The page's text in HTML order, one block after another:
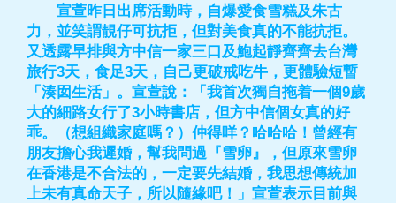
宣萱昨日出席活動時，自爆愛食雪糕及朱古
力，並笑謂靚仔可抗拒，但對美食真的不能抗拒。
又透露早排與方中信一家三口及鮑起靜齊齊去台灣
旅行3天，食足3天，自己更破戒吃牛，更體驗短暫
「湊囡生活」。宣萱說：「我首次獨自拖着一個9歲
大的細路女行了3小時書店，但方中信個女真的好
乖。（想組織家庭嗎？）仲得咩？哈哈哈！曾經有
朋友擔心我遲婚，幫我問過『雪卵』，但原來雪卵
在香港是不合法的，一定要先結婚，我思想傳統加
上未有真命天子，所以隨緣吧！」宣萱表示目前與